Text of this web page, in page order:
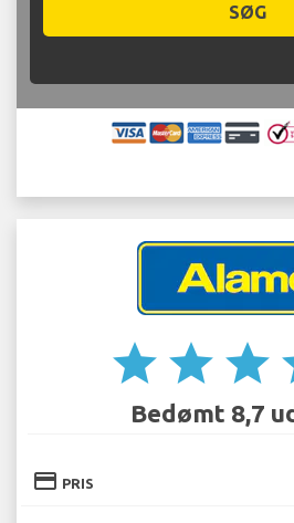
SØG
star star star
Bedømt 8,7
credit_card PRIS